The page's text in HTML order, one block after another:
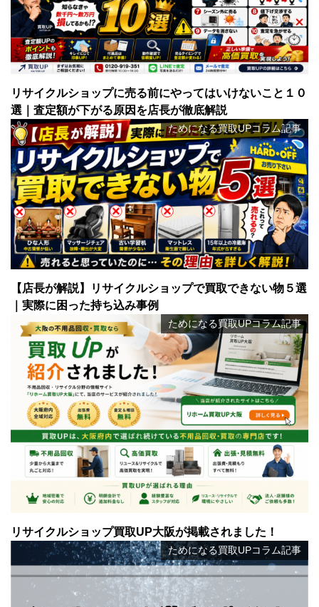
リサイクルショップに売る前にやってはいけないこと１０
選｜査定額が下がる原因を店長が徹底解説
ためになる買取UPコラム記事
【店長が解説】リサイクルショップで買取できない物５選
｜実際に困った持ち込み事例
ためになる買取UPコラム記事
リサイクルショップ買取UP大阪が掲載されました！
ためになる買取UPコラム記事